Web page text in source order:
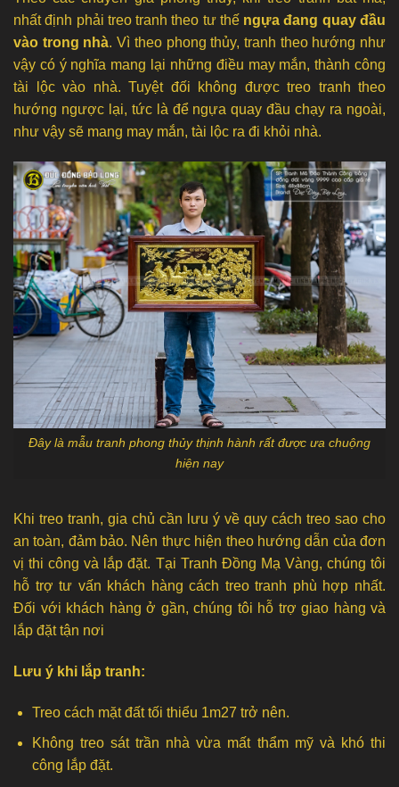
nhất định phải treo tranh theo tư thế ngựa đang quay đầu
vào trong nhà. Vì theo phong thủy, tranh theo hướng như
vậy có ý nghĩa mang lại những điều may mắn, thành công
tài lộc vào nhà. Tuyệt đối không được treo tranh theo
hướng ngược lại, tức là để ngựa quay đầu chạy ra ngoài,
như vậy sẽ mang may mắn, tài lộc ra đi khỏi nhà.
Đây là mẫu tranh phong thủy thịnh hành rất được ưa chuộng
hiện nay
Khi treo tranh, gia chủ cần lưu ý về quy cách treo sao cho
an toàn, đảm bảo. Nên thực hiện theo hướng dẫn của đơn
vị thi công và lắp đặt. Tại Tranh Đồng Mạ Vàng, chúng tôi
hỗ trợ tư vấn khách hàng cách treo tranh phù hợp nhất.
Đối với khách hàng ở gần, chúng tôi hỗ trợ giao hàng và
lắp đặt tận nơi
Lưu ý khi lắp tranh:
Treo cách mặt đất tối thiểu 1m27 trở nên.
Không treo sát trần nhà vừa mất thẩm mỹ và khó thi
công lắp đặt.